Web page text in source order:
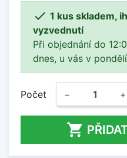
 1 kus skladem,
vyzvednutí
Při objednání do
dnes, u vás v
Počet − +
